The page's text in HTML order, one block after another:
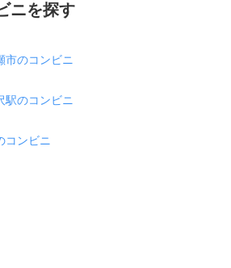
ニを探す
市のコンビニ
駅のコンビニ
コンビニ